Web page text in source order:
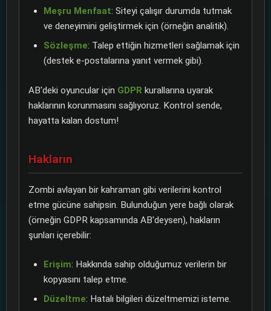
Meşru Menfaat: Siteyi çalışır durumda tutmak
ve deneyimini geliştirmek için (örneğin analitik).
Sözleşme: Talep ettiğin hizmetleri sağlamak için
(destek e-postalarına yanıt vermek gibi).
AB'deki oyuncular için GDPR kurallarına uyarak
haklarının korunmasını sağlıyoruz. Kontrol sende,
hayatta kalan dostum!
Hakların
Zombi avlayan bir kahraman gibi verilerini kontrol
etme gücüne sahipsin. Bulunduğun yere bağlı olarak
(örneğin GDPR kapsamında AB'deysen), hakların
şunları içerebilir:
Erişim: Hakkında sahip olduğumuz verilerin bir
kopyasını talep etme.
Düzeltme: Hatalı bilgileri düzeltmemizi isteme.